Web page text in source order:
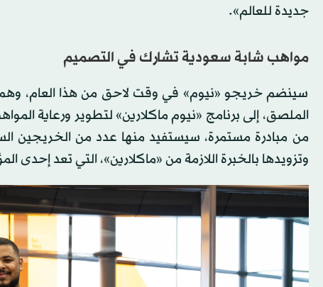
جديدة للعالم».
مواهب شابة سعودية تشارك في التصميم
سينضم خريجو «نيوم» في وقت لاحق من هذا العام، وهم
من مبادرة مستمرة، سيستفيد منها عدد من الخريجين
وتزويدها بالخبرة اللازمة من «ماكلارين»، التي تعد إحدى